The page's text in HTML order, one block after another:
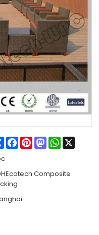
ShareFacebook
PinterestMastodonWhatsApp
X
Composite